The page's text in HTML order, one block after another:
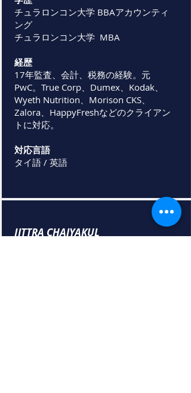
チュラロンコン大学 BBAアカウンティ
ング
チュラロンコン大学 MBA
経歴
17年監査、会計、税務の経験。元
PwC。True Corp、Dumex、Kodak、
Wyeth Nutrition、Morison CKS、
Zalora、HappyFreshなどのクライアン
トに対応。
対応言語
タイ語 / 英語
JITTRA CHAIYAKUL